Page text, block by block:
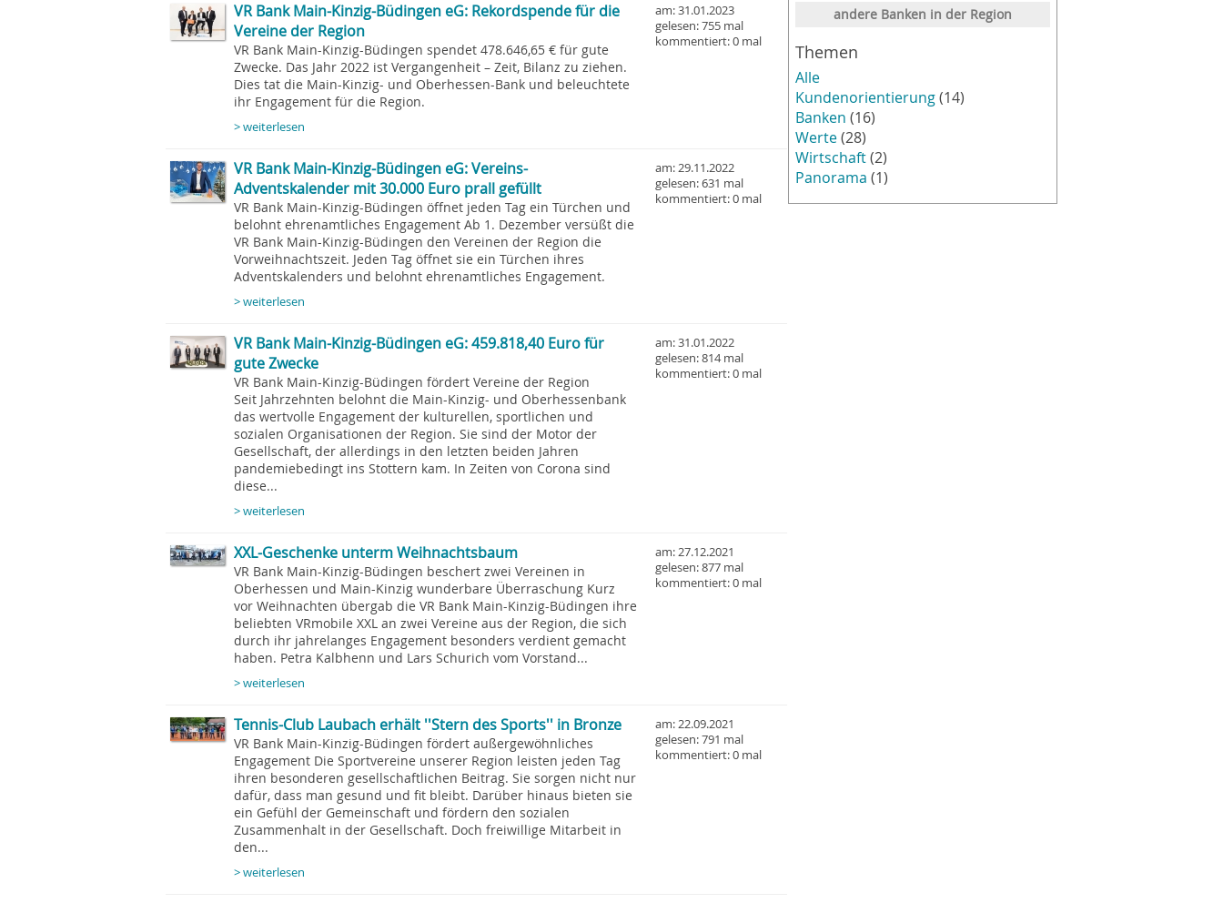
andere Banken in der Region
Themen
Alle
Kundenorientierung(14)
Banken (16)
Werte(28)
Wirtschaft(2)
Panorama (1)
am: 31.01.2023
gelesen: 755 mal
kommentiert: 0 mal
VR Bank Main-Kinzig-Büdingen eG: Rekordspende für die
Vereine der Region
VR Bank Main-Kinzig-Büdingen spendet 478.646,65 € für gute
Zwecke. Das Jahr 2022 ist Vergangenheit – Zeit, Bilanz zu ziehen.
Dies tat die Main-Kinzig- und Oberhessen-Bank und beleuchtete
ihr Engagement für die Region.
> weiterlesen
am: 29.11.2022
gelesen: 631 mal
kommentiert: 0 mal
VR Bank Main-Kinzig-Büdingen eG: Vereins-
Adventskalender mit 30.000 Euro prall gefüllt
VR Bank Main-Kinzig-Büdingen öffnet jeden Tag ein Türchen und
belohnt ehrenamtliches Engagement Ab 1. Dezember versüßt die
VR Bank Main-Kinzig-Büdingen den Vereinen der Region die
Vorweihnachtszeit. Jeden Tag öffnet sie ein Türchen ihres
Adventskalenders und belohnt ehrenamtliches Engagement.
> weiterlesen
am: 31.01.2022
gelesen: 814 mal
kommentiert: 0 mal
VR Bank Main-Kinzig-Büdingen eG: 459.818,40 Euro für
gute Zwecke
VR Bank Main-Kinzig-Büdingen fördert Vereine der Region
Seit Jahrzehnten belohnt die Main-Kinzig- und Oberhessenbank
das wertvolle Engagement der kulturellen, sportlichen und
sozialen Organisationen der Region. Sie sind der Motor der
Gesellschaft, der allerdings in den letzten beiden Jahren
pandemiebedingt ins Stottern kam. In Zeiten von Corona sind
diese...
> weiterlesen
am: 27.12.2021
gelesen: 877 mal
kommentiert: 0 mal
XXL-Geschenke unterm Weihnachtsbaum
VR Bank Main-Kinzig-Büdingen beschert zwei Vereinen in
Oberhessen und Main-Kinzig wunderbare Überraschung Kurz
vor Weihnachten übergab die VR Bank Main-Kinzig-Büdingen ihre
beliebten VRmobile XXL an zwei Vereine aus der Region, die sich
durch ihr jahrelanges Engagement besonders verdient gemacht
haben. Petra Kalbhenn und Lars Schurich vom Vorstand...
> weiterlesen
am: 22.09.2021
gelesen: 791 mal
kommentiert: 0 mal
Tennis-Club Laubach erhält ''Stern des Sports'' in Bronze
VR Bank Main-Kinzig-Büdingen fördert außergewöhnliches
Engagement Die Sportvereine unserer Region leisten jeden Tag
ihren besonderen gesellschaftlichen Beitrag. Sie sorgen nicht nur
dafür, dass man gesund und fit bleibt. Darüber hinaus bieten sie
ein Gefühl der Gemeinschaft und fördern den sozialen
Zusammenhalt in der Gesellschaft. Doch freiwillige Mitarbeit in
den...
> weiterlesen